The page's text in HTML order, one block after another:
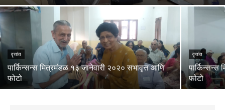
वृत्तांत
पार्किन्सन्स मित्रमंडळ १३ जानेवारी २०२० सभावृत्त आणि
फोटो
वृत्तांत
फोटो